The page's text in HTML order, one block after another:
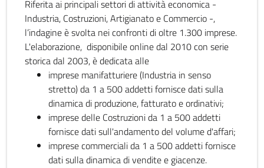
Riferita ai principali settori di attività economica -
Industria, Costruzioni, Artigianato e Commercio -,
l’indagine è svolta nei confronti di oltre 1.300 imprese.
L'elaborazione, disponibile online dal 2010 con serie
storica dal 2003, è dedicata alle
imprese manifatturiere (Industria in senso
stretto) da 1 a 500 addetti fornisce dati sulla
dinamica di produzione, fatturato e ordinativi;
imprese delle Costruzioni da 1 a 500 addetti
fornisce dati sull'andamento del volume d'affari;
imprese commerciali da 1 a 500 addetti fornisce
dati sulla dinamica di vendite e giacenze.